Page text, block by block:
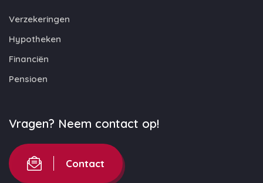
Verzekeringen
Hypotheken
Financiën
Pensioen
Vragen? Neem contact op!
Contact